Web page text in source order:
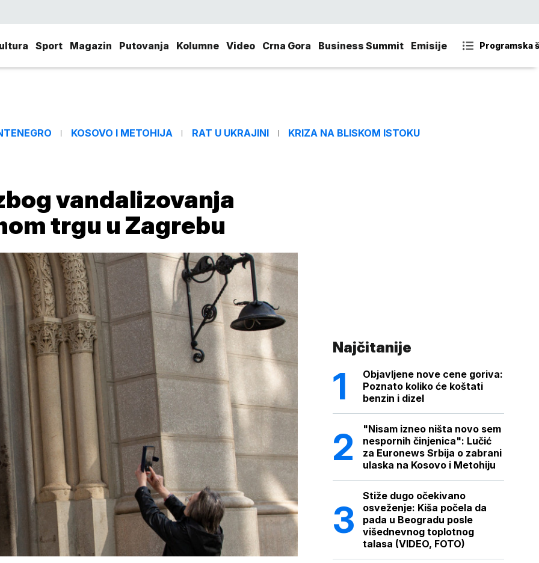
Sport Magazin Putovanja Kolumne Video Crna Gora Business Summit Emisije Programska
KOSOVO I METOHIJA RAT U UKRAJINI KRIZA NA BLISKOM ISTOKU
vandalizovanja
trgu u Zagrebu
Najčitanije
Objavljene nove cene goriva:
Poznato koliko će koštati
benzin i dizel
"Nisam izneo ništa novo sem
nespornih činjenica": Lučić
za Euronews Srbija o zabrani
ulaska na Kosovo i Metohiju
Stiže dugo očekivano
osveženje: Kiša počela da
pada u Beogradu posle
višednevnog toplotnog
talasa (VIDEO, FOTO)